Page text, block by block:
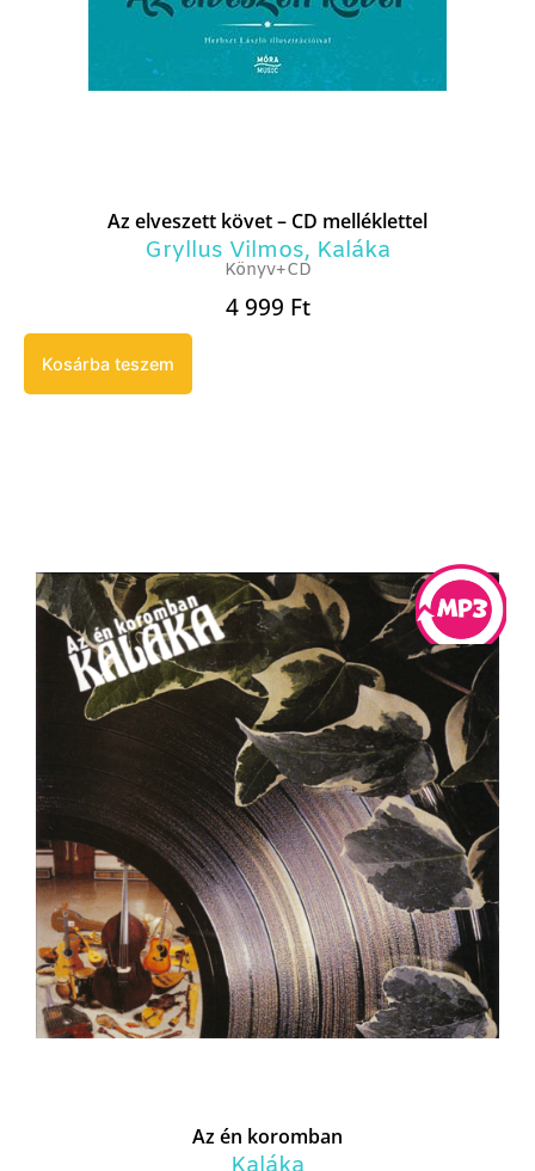
Az elveszett követ – CD melléklettel
Gryllus Vilmos, Kaláka
Könyv+CD
4 999 Ft
Kosárba teszem
Az én koromban